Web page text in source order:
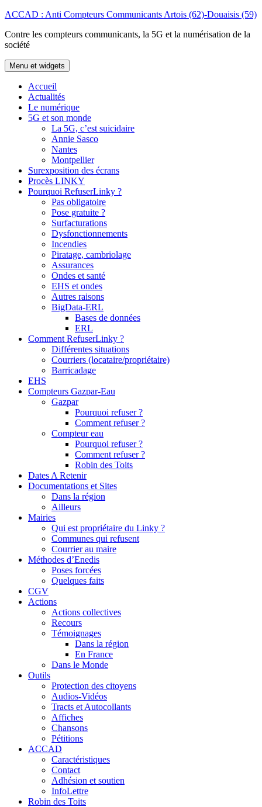
Aller
contenu
ACCAD : Anti Compteurs Communicants Artois (62)-Douaisis (59)
Contre les compteurs communicants, la 5G et la numérisation de la
société
Menu et widgets
Accueil
Actualités
Le numérique
5G et son monde
La 5G, c’est suicidaire
Annie Sasco
Nantes
Montpellier
Surexposition des écrans
Procès LINKY
Pourquoi RefuserLinky ?
Pas obligatoire
Pose gratuite ?
Surfacturations
Dysfonctionnements
Incendies
Piratage, cambriolage
Assurances
Ondes et santé
EHS et ondes
Autres raisons
BigData-ERL
Bases de données
ERL
Comment RefuserLinky ?
Différentes situations
Courriers (locataire/propriétaire)
Barricadage
EHS
Compteurs Gazpar-Eau
Gazpar
Pourquoi refuser ?
Comment refuser ?
Compteur eau
Pourquoi refuser ?
Comment refuser ?
Robin des Toits
Dates A Retenir
Documentations et Sites
Dans la région
Ailleurs
Mairies
Qui est propriétaire du Linky ?
Communes qui refusent
Courrier au maire
Méthodes d’Enedis
Poses forcées
Quelques faits
CGV
Actions
Actions collectives
Recours
Témoignages
Dans la région
En France
Dans le Monde
Outils
Protection des citoyens
Audios-Vidéos
Tracts et Autocollants
Affiches
Chansons
Pétitions
ACCAD
Caractéristiques
Contact
Adhésion et soutien
InfoLettre
Robin des Toits